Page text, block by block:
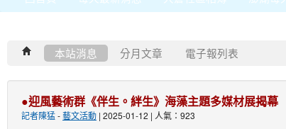
本站消息 分月文章 電子報列表
●迎風藝術群《伴生。絆生》海藻主題多媒材展揭幕
記者陳猛-藝文活動 | 2025-01-12 | 人氣：923